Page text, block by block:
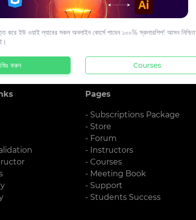
Pages
- Subscriptions Package
- Store
- Forum
- Instructors
- Courses
- Meeting Book
- Support
- Students Success
করে ইউ ওয়াই ল্যাবের সকল অনলাইন কোর্সে পাবেন ১০০% স্কলারশিপ! আসন নিশ্চিত
করুন Courses